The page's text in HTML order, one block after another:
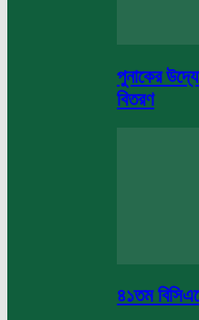
পুনাকের
বিতরণ
৪১তম